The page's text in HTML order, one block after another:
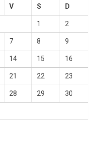
V S D
1 2
7 8 9
14 15 16
21 22 23
28 29 30